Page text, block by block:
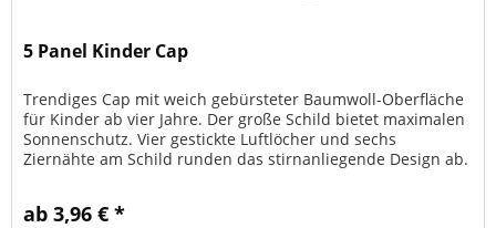
5 Panel Kinder Cap
Trendiges Cap mit weich gebürsteter Baumwoll-Oberfläche
für Kinder ab vier Jahre. Der große Schild bietet maximalen
Sonnenschutz. Vier gestickte Luftlöcher und sechs
Ziernähte am Schild runden das stirnanliegende Design ab.
ab 3,96 € *